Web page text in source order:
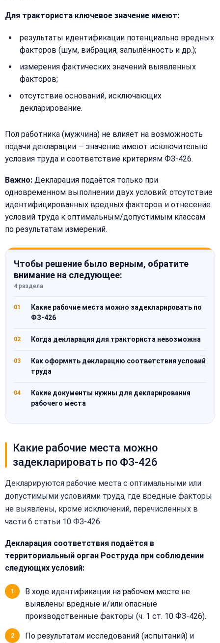
Для тракториста ключевое значение имеют:
результаты идентификации потенциально вредных
факторов (шум, вибрация, запылённость и др.);
измерения фактических значений выявленных
факторов;
отсутствие оснований, исключающих
декларирование.
Пол работника (мужчина) не влияет на возможность
подачи декларации — значение имеют исключительно
условия труда и соответствие критериям ФЗ-426.
Важно: Декларация подаётся только при
одновременном выполнении двух условий: отсутствие
идентифицированных вредных факторов и отнесение
условий труда к оптимальным/допустимым классам
по результатам измерений.
Чтобы решение было верным, обратите
внимание на следующее:
4 раздела
01
Какие рабочие места можно задекларировать по
ФЗ-426
02 Когда декларация для тракториста невозможна
03
Как оформить декларацию соответствия условий
труда
04
Какие документы нужны для декларирования
рабочего места
Какие рабочие места можно
задекларировать по ФЗ-426
Декларируются рабочие места с оптимальными или
допустимыми условиями труда, где вредные факторы
не выявлены, кроме исключений, перечисленных в
части 6 статьи 10 ФЗ-426.
Декларация соответствия подаётся в
территориальный орган Роструда при соблюдении
следующих условий:
В ходе идентификации на рабочем месте не
выявлены вредные и/или опасные
производственные факторы (ч. 1 ст. 10 ФЗ-426).
По результатам исследований (испытаний) и